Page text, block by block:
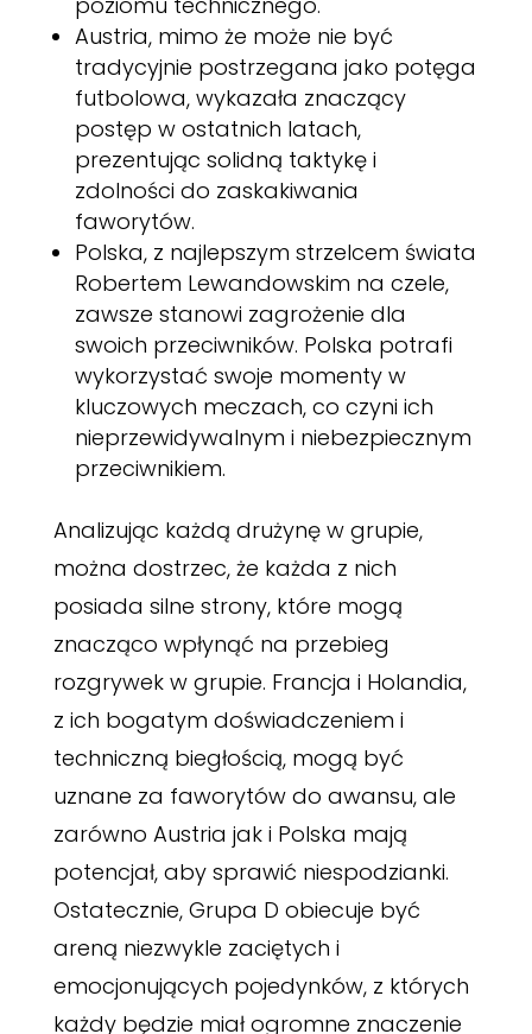
Austria, mimo że może nie być
tradycyjnie postrzegana jako potęga
futbolowa, wykazała znaczący
postęp w ostatnich latach,
prezentując solidną taktykę i
zdolności do zaskakiwania
faworytów.
Polska, z najlepszym strzelcem świata
Robertem Lewandowskim na czele,
zawsze stanowi zagrożenie dla
swoich przeciwników. Polska potrafi
wykorzystać swoje momenty w
kluczowych meczach, co czyni ich
nieprzewidywalnym i niebezpiecznym
przeciwnikiem.
Analizując każdą drużynę w grupie,
można dostrzec, że każda z nich
posiada silne strony, które mogą
znacząco wpłynąć na przebieg
rozgrywek w grupie. Francja i Holandia,
z ich bogatym doświadczeniem i
techniczną biegłością, mogą być
uznane za faworytów do awansu, ale
zarówno Austria jak i Polska mają
potencjał, aby sprawić niespodzianki.
Ostatecznie, Grupa D obiecuje być
areną niezwykle zaciętych i
emocjonujących pojedynków, z których
każdy będzie miał ogromne znaczenie